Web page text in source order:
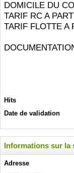
DOMICILE DU
TARIF RC A
TARIF FLOTTE A
Hits
Date de validation
Informations sur la
Adresse